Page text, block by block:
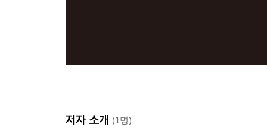
저자 소개 (1명)